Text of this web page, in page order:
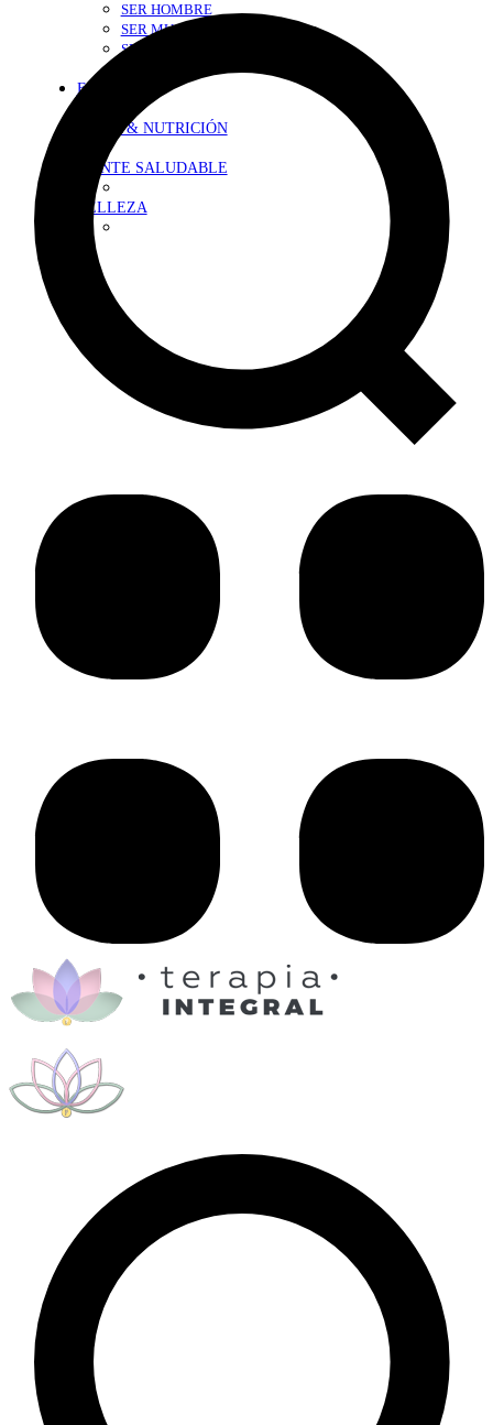
SER HOMBRE
SER MUJER
SEXY-SALUD
EN FORMA
DIETA & NUTRICIÓN
MENTE SALUDABLE
BELLEZA